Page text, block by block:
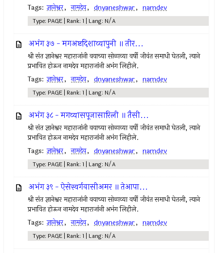
Tags: ज्ञानेश्वर, नामदेव, dnyaneshwar, namdev
Type: PAGE | Rank: 1 | Lang: N/A
अभंग ३७ - मगअष्टदिशाव्यापुनी ॥ तीर...
श्री संत ज्ञानेश्वर महाराजांनी वयाच्या सोळाव्या वर्षी जीवंत समाधी घेतली, त्याने
प्रभावित होऊन नामदेव महाराजांनी अभंग लिहीले.
Tags: ज्ञानेश्वर, नामदेव, dnyaneshwar, namdev
Type: PAGE | Rank: 1 | Lang: N/A
अभंग ३८ - मगव्यासपूजासारिली ॥ तैसी...
श्री संत ज्ञानेश्वर महाराजांनी वयाच्या सोळाव्या वर्षी जीवंत समाधी घेतली, त्याने
प्रभावित होऊन नामदेव महाराजांनी अभंग लिहीले.
Tags: ज्ञानेश्वर, नामदेव, dnyaneshwar, namdev
Type: PAGE | Rank: 1 | Lang: N/A
अभंग ३९ - ऐसेस्वर्गवासीअमर ॥ तेआपा...
श्री संत ज्ञानेश्वर महाराजांनी वयाच्या सोळाव्या वर्षी जीवंत समाधी घेतली, त्याने
प्रभावित होऊन नामदेव महाराजांनी अभंग लिहीले.
Tags: ज्ञानेश्वर, नामदेव, dnyaneshwar, namdev
Type: PAGE | Rank: 1 | Lang: N/A